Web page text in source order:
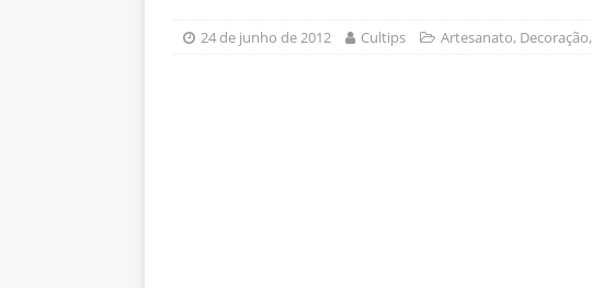
24 de junho de 2012 Cultips Artesanato, Decoração,